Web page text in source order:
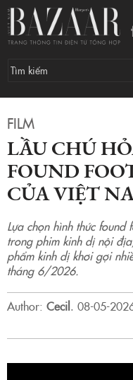
FILM
LẦU CHÚ
FOUND
CỦA VIỆT
Lựa chọn hình thức
trong phim kinh dị nội
phẩm kinh dị khơi gợi
tháng 6/2026.
Author: Cecil. 08-05-